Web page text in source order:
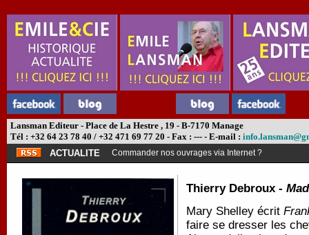
Lansman Editeur - Place de La Hestre , 19 - B-7170 Manage
Tél : +32 64 23 78 40 / +32 471 69 77 20 - Fax : --- - E-mail :
ACTUALITE
Commander nos ouvrages via Internet ?
Thierry Debroux -
Mary Shelley écrit
faire se dresser les